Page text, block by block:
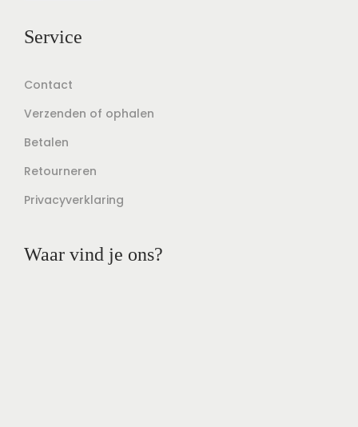
Service
Contact
Verzenden of ophalen
Betalen
Retourneren
Privacyverklaring
Waar vind je ons?